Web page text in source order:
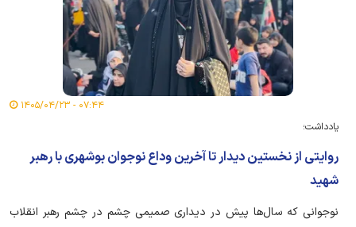
۰۷:۴۴ - ۱۴۰۵/۰۴/۲۳
یادداشت؛
روایتی از نخستین دیدار تا آخرین وداع نوجوان بوشهری با رهبر
شهید
نوجوانی که سال‌ها پیش در دیداری صمیمی چشم در چشم رهبر انقلاب